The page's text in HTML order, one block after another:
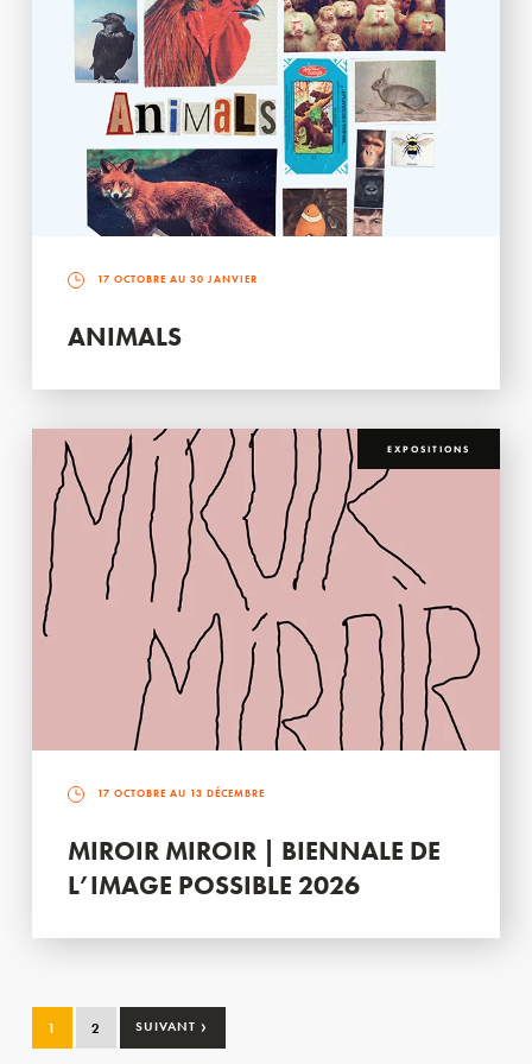
17 OCTOBRE AU 30 JANVIER
ANIMALS
EXPOSITIONS
17 OCTOBRE AU 13 DÉCEMBRE
MIROIR MIROIR | BIENNALE DE
L’IMAGE POSSIBLE 2026
1 2 SUIVANT ›